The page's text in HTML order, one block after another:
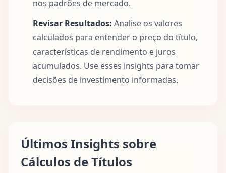
nos padrões de mercado.
Revisar Resultados: Analise os valores
calculados para entender o preço do título,
características de rendimento e juros
acumulados. Use esses insights para tomar
decisões de investimento informadas.
Últimos Insights sobre
Cálculos de Títulos